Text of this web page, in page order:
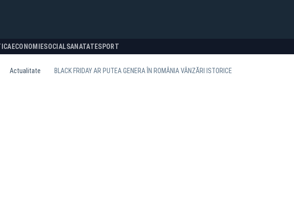
ECONOMIESOCIALSANATATESPORT
Actualitate BLACK FRIDAY AR PUTEA GENERA ÎN ROMÂNIA VÂNZĂRI ISTORICE